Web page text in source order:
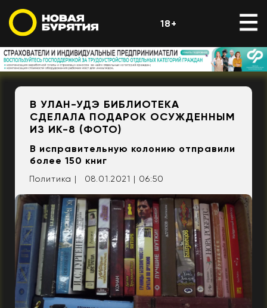
18+
В УЛАН-УДЭ БИБЛИОТЕКА
СДЕЛАЛА ПОДАРОК ОСУЖДЕННЫМ
ИЗ ИК-8 (ФОТО)
В исправительную колонию отправили
более 150 книг
Политика | 08.01.2021 | 06:50